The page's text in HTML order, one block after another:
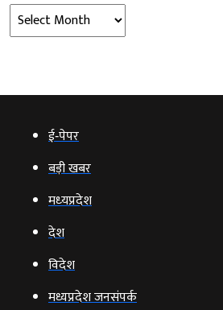
Archives
ई‑पेपर
बड़ी खबर
मध्‍यप्रदेश
देश
विदेश
मध्यप्रदेश जनसंपर्क